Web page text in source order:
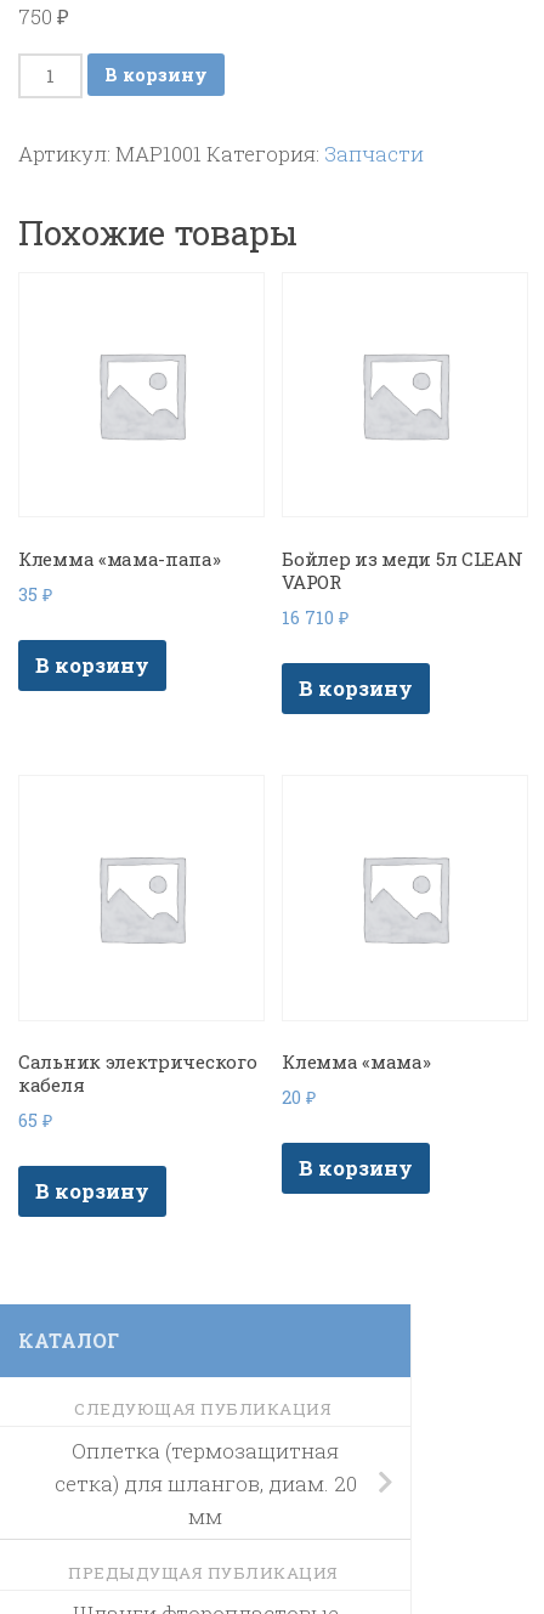
750 ₽
Количество
товара
(термозащитная
для
В корзину
Артикул: MAP1001 Категория: Запчасти
Похожие товары
Клемма «мама-папа»
35 ₽
В корзину
Бойлер из меди 5л CLEAN
VAPOR
16 710₽
В корзину
Сальник электрического
кабеля
65 ₽
В корзину
Клемма «мама»
20₽
В корзину
КАТАЛОГ
СЛЕДУЮЩАЯ ПУБЛИКАЦИЯ
Оплетка (термозащитная
сетка) для шлангов, диам. 20
мм
ПРЕДЫДУЩАЯ ПУБЛИКАЦИЯ